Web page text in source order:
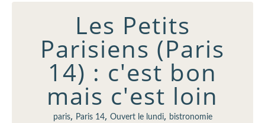
Les Petits
Parisiens (Paris
14) : c'est bon
mais c'est loin
paris, Paris 14, Ouvert le lundi, bistronomie